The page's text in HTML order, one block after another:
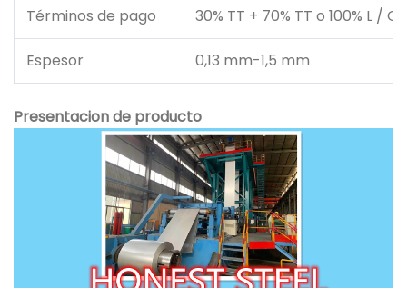
Términos de pago 30% TT + 70% TT o 100% L /
Espesor 0,13 mm-1,5 mm
Presentacion de producto